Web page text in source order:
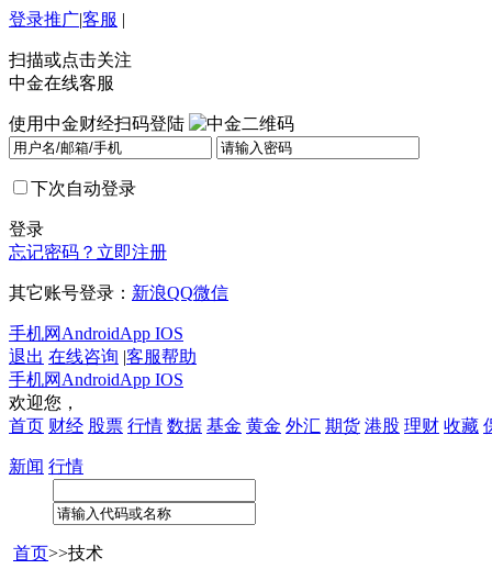
登录推广|客服 |
扫描或点击关注
中金在线客服
使用中金财经扫码登陆
下次自动登录
登录
忘记密码？ 立即注册
其它账号登录： 新浪QQ微信
手机网 AndroidApp IOS
退出 在线咨询 |客服帮助
手机网 AndroidApp IOS
欢迎您，
首页 财经 股票 行情 数据 基金 黄金 外汇 期货 港股 理财 收藏
新闻 行情
首页>>技术